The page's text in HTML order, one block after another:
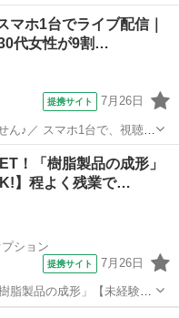
マホ1台でライブ配信｜
代女性が9割…
提携サイト 7月26日
ん♪／ スマホ1台で、視聴者
です。 スマホアプ
！「樹脂製品の成形」
】程よく残業で…
ション
提携サイト 7月26日
脂製品の成形」【未経験ス
円！ 【コメン